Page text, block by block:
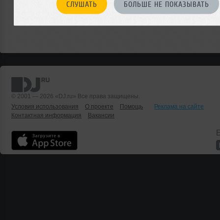
СЛУШАТЬ БОЛЬШЕ НЕ ПОКАЗЫВАТЬ
© 2001 — 2026 «DJ.ru» Все права защищены.
Условия использования
О проекте Помощь
Реклама на сайте
Контактная информация
Вакансии